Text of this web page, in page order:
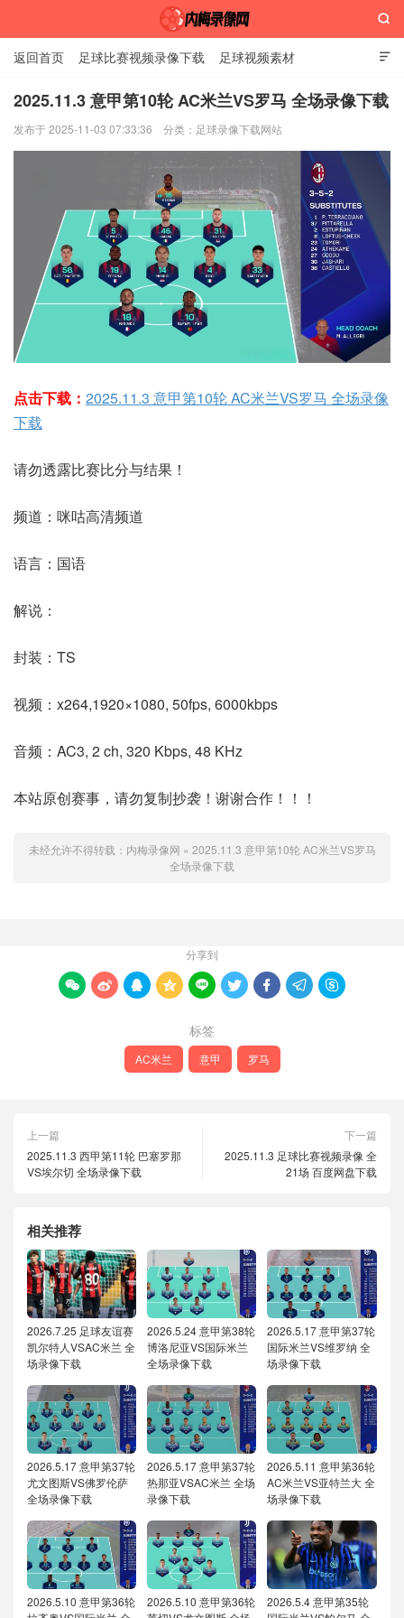
内梅录像网

返回首页 足球比赛视频录像下载 足球视频素材

2025.11.3 意甲第10轮 AC米兰VS罗马 全场录像下载
发布于 2025-11-03 07:33:36 分类： 足球录像下载网站
点击下载： 2025.11.3 意甲第10轮 AC米兰VS罗马 全场录像
下载
请勿透露比赛比分与结果！
频道：咪咕高清频道
语言：国语
解说：
封装：TS
视频：x264,1920×1080, 50fps, 6000kbps
音频：AC3, 2 ch, 320 Kbps, 48 KHz
本站原创赛事，请勿复制抄袭！谢谢合作！！！
未经允许不得转载： 内梅录像网 » 2025.11.3 意甲第10轮 AC米兰VS罗马
全场录像下载
分享到
        
标签
AC米兰 意甲 罗马
上一篇
2025.11.3 西甲第11轮 巴塞罗那
VS埃尔切 全场录像下载
下一篇
2025.11.3 足球比赛视频录像 全
21场 百度网盘下载
相关推荐
2026.7.25 足球友谊赛
凯尔特人VSAC米兰 全
场录像下载
2026.5.24 意甲第38轮
博洛尼亚VS国际米兰
全场录像下载
2026.5.17 意甲第37轮
国际米兰VS维罗纳 全
场录像下载
2026.5.17 意甲第37轮
尤文图斯VS佛罗伦萨
全场录像下载
2026.5.17 意甲第37轮
热那亚VSAC米兰 全场
录像下载
2026.5.11 意甲第36轮
AC米兰VS亚特兰大 全
场录像下载
2026.5.10 意甲第36轮
2026.5.10 意甲第36轮
2026.5.4 意甲第35轮